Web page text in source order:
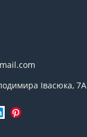
Івасюка, 7А